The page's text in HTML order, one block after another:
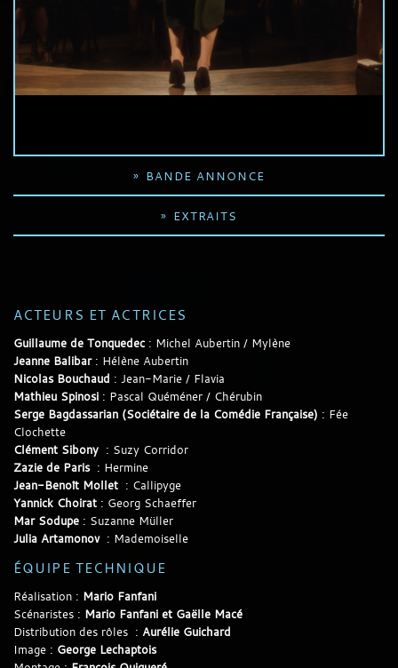
BANDE ANNONCE
EXTRAITS
ACTEURS ET ACTRICES
Guillaume de Tonquedec : Michel Aubertin / Mylène
Jeanne Balibar: Hélène Aubertin
Nicolas Bouchaud : Jean-Marie / Flavia
Mathieu Spinosi : Pascal Quéméner / Chérubin
Serge Bagdassarian (Sociétaire de la Comédie Française) : Fée
Clochette
Clément Sibony : Suzy Corridor
Zazie de Paris : Hermine
Jean-Benoît Mollet : Callipyge
Yannick Choirat : Georg Schaeffer
Mar Sodupe : Suzanne Müller
Julia Artamonov : Mademoiselle
ÉQUIPE TECHNIQUE
Réalisation : Mario Fanfani
Scénaristes : Mario Fanfani et Gaëlle Macé
Distribution des rôles : Aurélie Guichard
Image : George Lechaptois